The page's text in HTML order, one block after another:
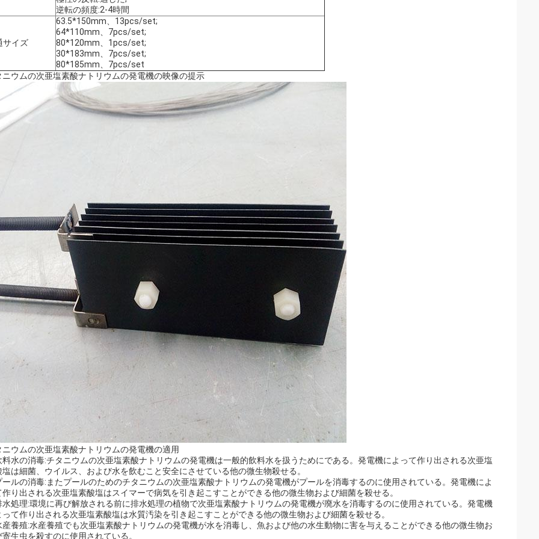
逆転の頻度:2-4時間
サイズ
63.5*150mm、13pcs/set;
64*110mm、7pcs/set;
80*120mm、1pcs/set;
30*183mm、7pcs/set;
80*185mm、7pcs/set
ニウムの次亜塩素酸ナトリウムの発電機の映像の提示
ニウムの次亜塩素酸ナトリウムの発電機の適用
料水の消毒:チタニウムの次亜塩素酸ナトリウムの発電機は一般的飲料水を扱うためにである。発電機によって作り出される次亜塩
塩は細菌、ウイルス、および水を飲むこと安全にさせている他の微生物殺せる。
ールの消毒:またプールのためのチタニウムの次亜塩素酸ナトリウムの発電機がプールを消毒するのに使用されている。発電機によ
作り出される次亜塩素酸塩はスイマーで病気を引き起こすことができる他の微生物および細菌を殺せる。
水処理:環境に再び解放される前に排水処理の植物で次亜塩素酸ナトリウムの発電機が廃水を消毒するのに使用されている。発電機
って作り出される次亜塩素酸塩は水質汚染を引き起こすことができる他の微生物および細菌を殺せる。
産養殖:水産養殖でも次亜塩素酸ナトリウムの発電機が水を消毒し、魚および他の水生動物に害を与えることができる他の微生物お
寄生虫を殺すのに使用されている。